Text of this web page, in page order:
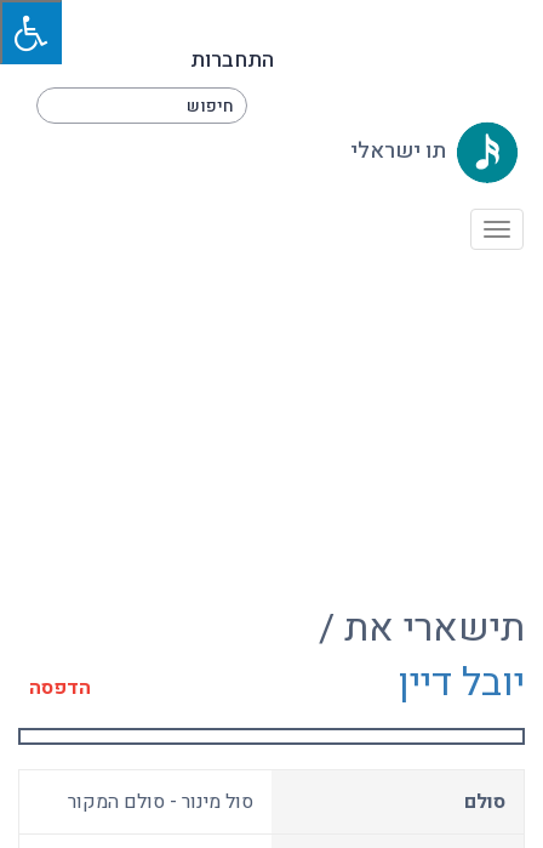
התחברות
תו ישראלי
Toggle
תישארי את /
יובל דיין
הדפסה
סולם סול מינור - סולם המקור